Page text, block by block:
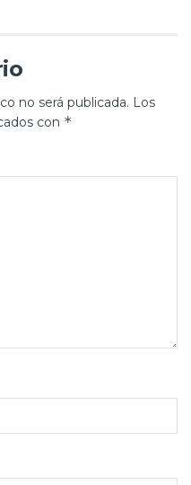
no será publicada. Los
con *